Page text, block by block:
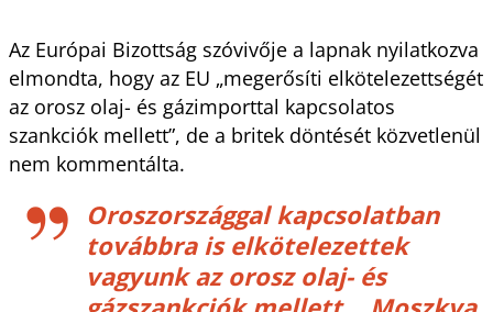
Az Európai Bizottság szóvivője a lapnak nyilatkozva
elmondta, hogy az EU „megerősíti elkötelezettségét
az orosz olaj- és gázimporttal kapcsolatos
szankciók mellett”, de a britek döntését közvetlenül
nem kommentálta.
Oroszországgal kapcsolatban
továbbra is elkötelezettek
vagyunk az orosz olaj- és